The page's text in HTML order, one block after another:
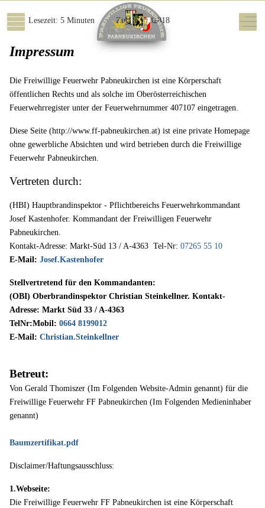
Mobile Menu Toggle Off-
Lesezeit: 5 Minuten Zugriffe: 32818
Impressum
Die Freiwillige Feuerwehr Pabneukirchen ist eine Körperschaft
öffentlichen Rechts und als solche im Oberösterreichischen
Feuerwehrregister unter der Feuerwehrnummer 407107 eingetragen.
Diese Seite (http://www.ff-pabneukirchen.at) ist eine private Homepage
ohne gewerbliche Absichten und wird betrieben durch die Freiwillige
Feuerwehr Pabneukirchen.
Vertreten durch:
(HBI) Hauptbrandinspektor - Pflichtbereichs Feuerwehrkommandant
Josef Kastenhofer. Kommandant der Freiwilligen Feuerwehr
Pabneukirchen.
Kontakt-Adresse: Markt-Süd 13 / A-4363 Tel-Nr:07265 55 10
E-Mail:Josef.Kastenhofer
Stellvertretend für den Kommandanten:
(OBI) Oberbrandinspektor Christian Steinkellner. Kontakt-
Adresse: Markt Süd 33 / A-4363
TelNr:Mobil:0664 8199012
E-Mail:Christian.Steinkellner
Betreut:
Von Gerald Thomiszer (Im Folgenden Website-Admin genannt) für die
Freiwillige Feuerwehr FF Pabneukirchen (Im Folgenden Medieninhaber
genannt)
Baumzertifikat.pdf
Disclaimer/Haftungsausschluss:
1.Webseite:
Die Freiwillige Feuerwehr FF Pabneukirchen ist eine Körperschaft